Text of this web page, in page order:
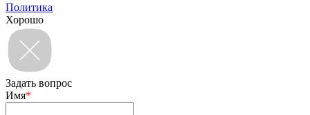
Политика
Хорошо
Задать вопрос
Имя*